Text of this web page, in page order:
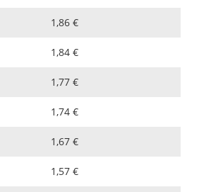
1,86 €
1,84 €
1,77 €
1,74 €
1,67 €
1,57 €